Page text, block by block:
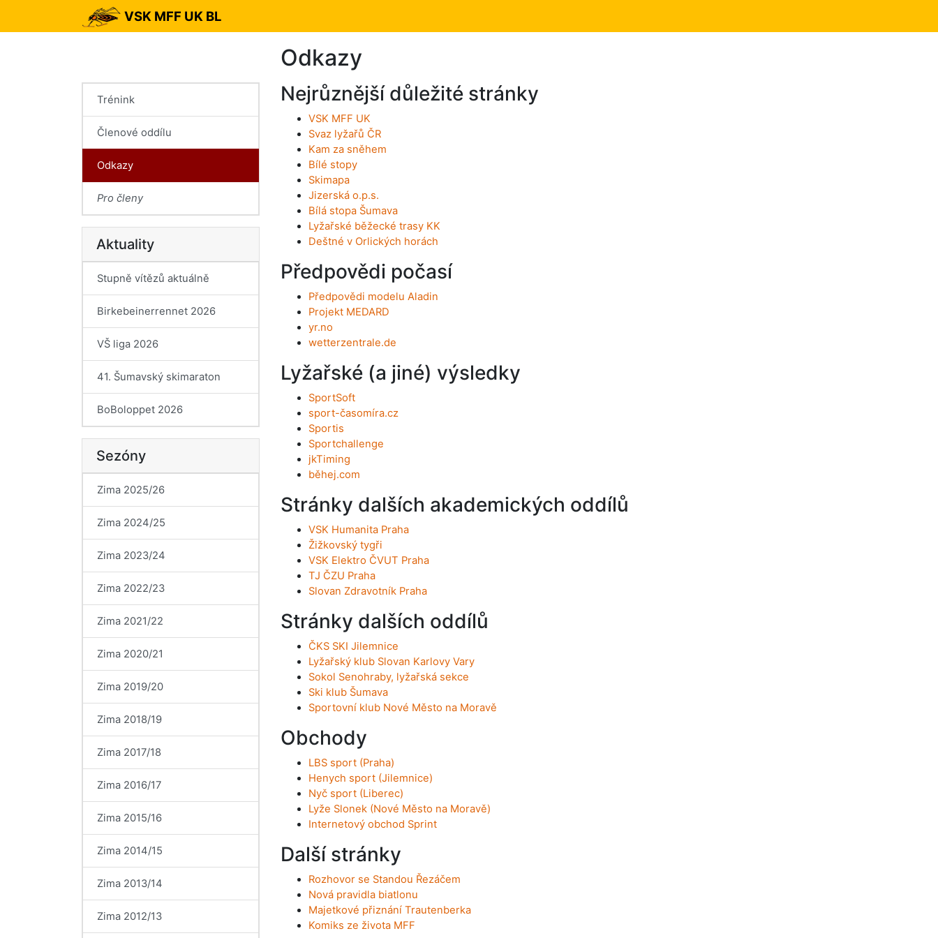
VSK MFF UK BL
Odkazy
Nejrůznější důležité stránky
VSK MFF UK
Svaz lyžařů ČR
Kam za sněhem
Bílé stopy
Skimapa
Jizerská o.p.s.
Bílá stopa Šumava
Lyžařské běžecké trasy KK
Deštné v Orlických horách
Předpovědi počasí
Předpovědi modelu Aladin
Projekt MEDARD
yr.no
wetterzentrale.de
Lyžařské (a jiné) výsledky
SportSoft
sport-časomíra.cz
Sportis
Sportchallenge
jkTiming
běhej.com
Stránky dalších akademických oddílů
VSK Humanita Praha
Žižkovský tygři
VSK Elektro ČVUT Praha
TJ ČZU Praha
Slovan Zdravotník Praha
Stránky dalších oddílů
ČKS SKI Jilemnice
Lyžařský klub Slovan Karlovy Vary
Sokol Senohraby, lyžařská sekce
Ski klub Šumava
Sportovní klub Nové Město na Moravě
Obchody
LBS sport (Praha)
Henych sport (Jilemnice)
Nyč sport (Liberec)
Lyže Slonek (Nové Město na Moravě)
Internetový obchod Sprint
Další stránky
Rozhovor se Standou Řezáčem
Nová pravidla biatlonu
Majetkové přiznání Trautenberka
Komiks ze života MFF
Trénink
Členové oddílu
Odkazy
Pro členy
Aktuality
Stupně vítězů aktuálně
Birkebeinerrennet 2026
VŠ liga 2026
41. Šumavský skimaraton
BoBoloppet 2026
Sezóny
Zima 2025/26
Zima 2024/25
Zima 2023/24
Zima 2022/23
Zima 2021/22
Zima 2020/21
Zima 2019/20
Zima 2018/19
Zima 2017/18
Zima 2016/17
Zima 2015/16
Zima 2014/15
Zima 2013/14
Zima 2012/13